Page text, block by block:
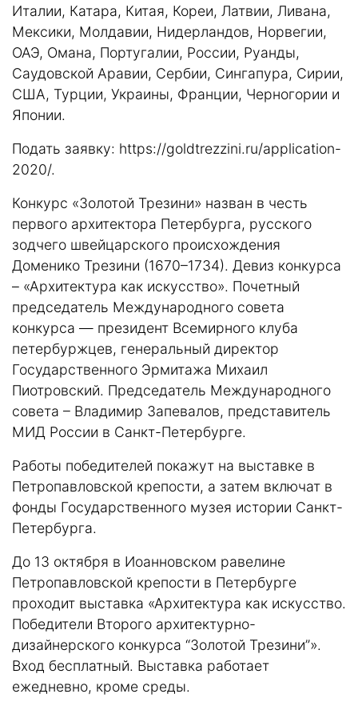
Италии, Катара, Китая, Кореи, Латвии, Ливана,
Мексики, Молдавии, Нидерландов, Норвегии,
ОАЭ, Омана, Португалии, России, Руанды,
Саудовской Аравии, Сербии, Сингапура, Сирии,
США, Турции, Украины, Франции, Черногории и
Японии.
Подать заявку: https://goldtrezzini.ru/application-
2020/.
Конкурс «Золотой Трезини» назван в честь
первого архитектора Петербурга, русского
зодчего швейцарского происхождения
Доменико Трезини (1670–1734). Девиз конкурса
– «Архитектура как искусство». Почетный
председатель Международного совета
конкурса — президент Всемирного клуба
петербуржцев, генеральный директор
Государственного Эрмитажа Михаил
Пиотровский. Председатель Международного
совета – Владимир Запевалов, представитель
МИД России в Санкт-Петербурге.
Работы победителей покажут на выставке в
Петропавловской крепости, а затем включат в
фонды Государственного музея истории Санкт-
Петербурга.
До 13 октября в Иоанновском равелине
Петропавловской крепости в Петербурге
проходит выставка «Архитектура как искусство.
Победители Второго архитектурно-
дизайнерского конкурса “Золотой Трезини”».
Вход бесплатный. Выставка работает
ежедневно, кроме среды.